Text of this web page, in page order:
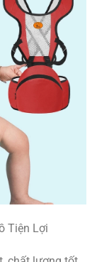
Tiện Lợi